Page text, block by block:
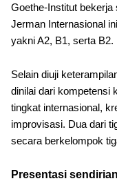
Goethe-Institut
Jerman Internasional
yakni A2, B1, serta B2.
Selain diuji
dinilai dari kompetensi
tingkat internasional,
improvisasi. Dua dari
secara berkelompok
Presentasi sendirian